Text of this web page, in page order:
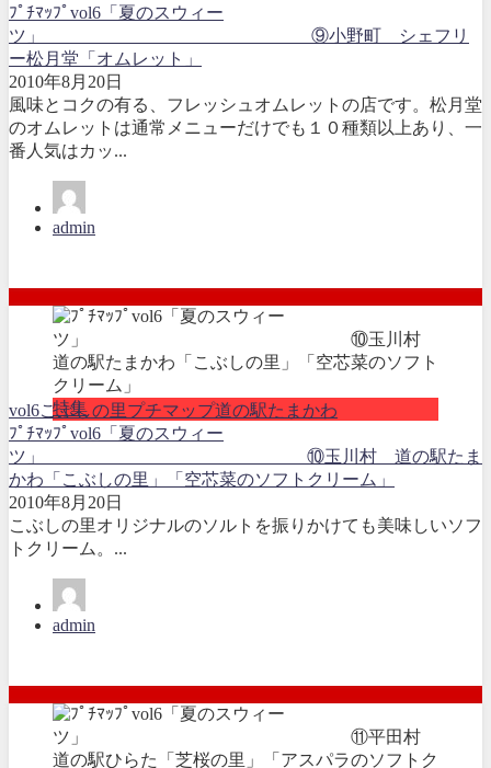
ﾌﾟﾁﾏｯﾌﾟvol6「夏のスウィー
ツ」 ⑨小野町 シェフリ
ー松月堂「オムレット」
2010年8月20日
風味とコクの有る、フレッシュオムレットの店です。松月堂
のオムレットは通常メニューだけでも１０種類以上あり、一
番人気はカッ...
admin
特集
vol6こぶしの里プチマップ道の駅たまかわ
ﾌﾟﾁﾏｯﾌﾟvol6「夏のスウィー
ツ」 ⑩玉川村 道の駅たま
かわ「こぶしの里」「空芯菜のソフトクリーム」
2010年8月20日
こぶしの里オリジナルのソルトを振りかけても美味しいソフ
トクリーム。...
admin